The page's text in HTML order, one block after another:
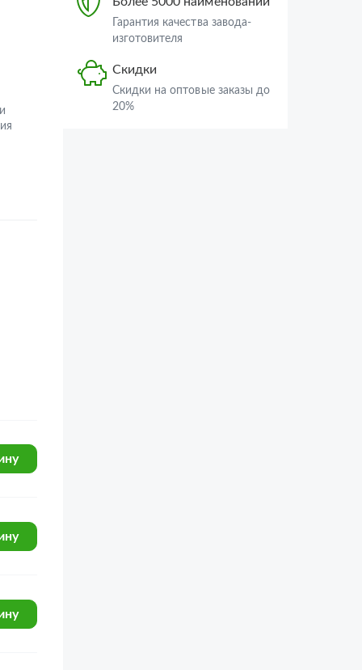
Гарантия качества завода-
изготовителя
Скидки
Скидки на оптовые заказы до
20%